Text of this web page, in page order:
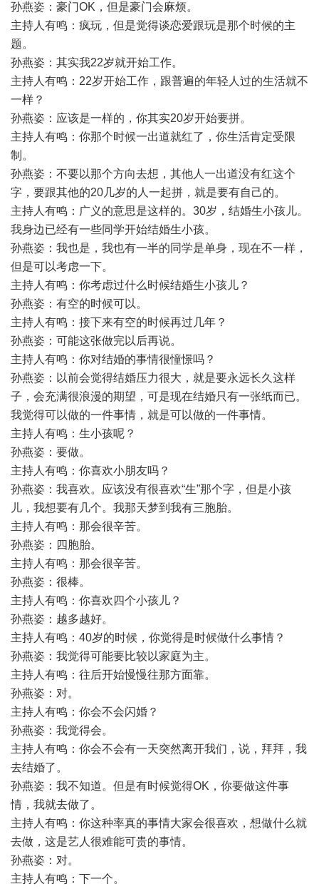
孙燕姿：豪门OK，但是豪门会麻烦。
主持人有鸣：疯玩，但是觉得谈恋爱跟玩是那个时候的主
题。
孙燕姿：其实我22岁就开始工作。
主持人有鸣：22岁开始工作，跟普遍的年轻人过的生活就不
一样？
孙燕姿：应该是一样的，你其实20岁开始要拼。
主持人有鸣：你那个时候一出道就红了，你生活肯定受限
制。
孙燕姿：不要以那个方向去想，其他人一出道没有红这个
字，要跟其他的20几岁的人一起拼，就是要有自己的。
主持人有鸣：广义的意思是这样的。30岁，结婚生小孩儿。
我身边已经有一些同学开始结婚生小孩。
孙燕姿：我也是，我也有一半的同学是单身，现在不一样，
但是可以考虑一下。
主持人有鸣：你考虑过什么时候结婚生小孩儿？
孙燕姿：有空的时候可以。
主持人有鸣：接下来有空的时候再过几年？
孙燕姿：可能这张做完以后再说。
主持人有鸣：你对结婚的事情很憧憬吗？
孙燕姿：以前会觉得结婚压力很大，就是要永远长久这样
子，会充满很浪漫的期望，可是现在结婚只有一张纸而已。
我觉得可以做的一件事情，就是可以做的一件事情。
主持人有鸣：生小孩呢？
孙燕姿：要做。
主持人有鸣：你喜欢小朋友吗？
孙燕姿：我喜欢。应该没有很喜欢“生”那个字，但是小孩
儿，我想要有几个。我那天梦到我有三胞胎。
主持人有鸣：那会很辛苦。
孙燕姿：四胞胎。
主持人有鸣：那会很辛苦。
孙燕姿：很棒。
主持人有鸣：你喜欢四个小孩儿？
孙燕姿：越多越好。
主持人有鸣：40岁的时候，你觉得是时候做什么事情？
孙燕姿：我觉得可能要比较以家庭为主。
主持人有鸣：往后开始慢慢往那方面靠。
孙燕姿：对。
主持人有鸣：你会不会闪婚？
孙燕姿：我觉得会。
主持人有鸣：你会不会有一天突然离开我们，说，拜拜，我
去结婚了。
孙燕姿：我不知道。但是有时候觉得OK，你要做这件事
情，我就去做了。
主持人有鸣：你这种率真的事情大家会很喜欢，想做什么就
去做，这是艺人很难能可贵的事情。
孙燕姿：对。
主持人有鸣：下一个。